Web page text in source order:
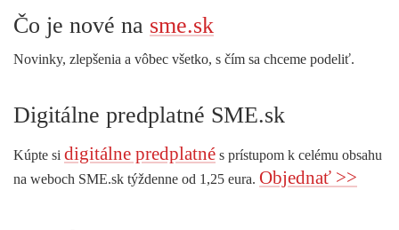
Čo je nové na sme.sk
Novinky, zlepšenia a vôbec všetko, s čím sa chceme podeliť.
Digitálne predplatné SME.sk
Kúpte si digitálne predplatné s prístupom k celému obsahu
na weboch SME.sk týždenne od 1,25 eura. Objednať >>